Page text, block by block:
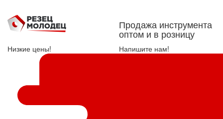
Продажа инструмента
оптом и в розницу
Низкие цены! Напишите нам!